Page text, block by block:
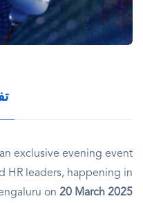
exclusive evening event
HR leaders, happening in
on 20 March 2025